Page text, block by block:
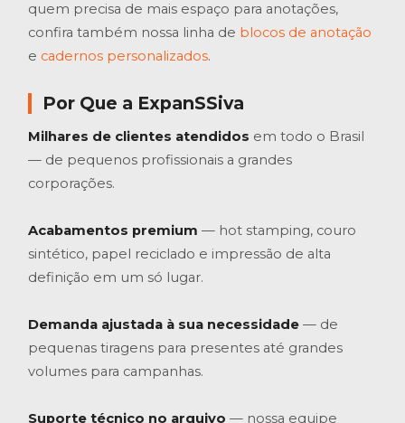
quem precisa de mais espaço para anotações,
confira também nossa linha de blocos de anotação
e cadernos personalizados.
Por Que a ExpanSSiva
Milhares de clientes atendidos em todo o Brasil
— de pequenos profissionais a grandes
corporações.
Acabamentos premium — hot stamping, couro
sintético, papel reciclado e impressão de alta
definição em um só lugar.
Demanda ajustada à sua necessidade — de
pequenas tiragens para presentes até grandes
volumes para campanhas.
Suporte técnico no arquivo — nossa equipe